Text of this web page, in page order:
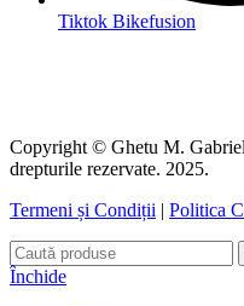
Tiktok Bikefusion
Copyright © Ghetu M.
drepturile rezervate. 2025.
Termeni și Condiții | Politica
Închide